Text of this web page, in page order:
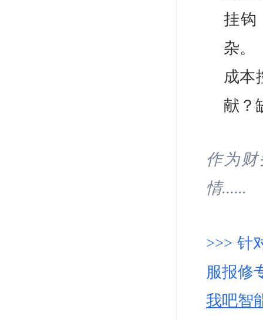
挂钩
杂。
成本
献？
作为
情......
>>> 针
服报修
我吧智